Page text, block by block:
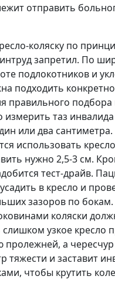
отправить
коляску по
запретил. По
подлокотников и
подходить
правильного
измерить таз инвалида
или два сантиметра.
использовать
нужно 2,5-3 см.
тест-драйв.
в кресло и
зазоров по
коляски
узкое кресло
пролежней, а
тяжести и заставит
чтобы крутить